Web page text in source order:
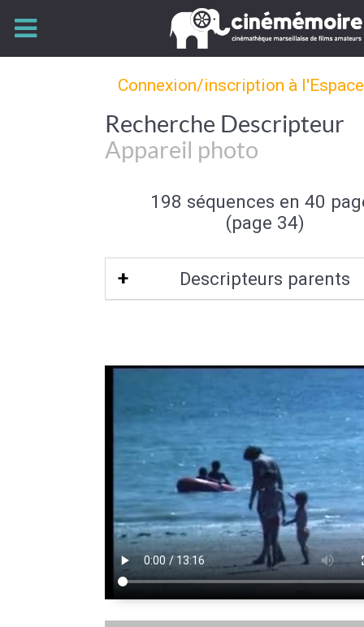
Connexion/inscription à
Recherche Descripteur
Appareil photo
198 séquences en 40
(page 34)
Descripteurs parents